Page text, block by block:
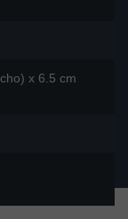
x 6.5 cm